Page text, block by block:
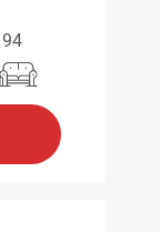
94